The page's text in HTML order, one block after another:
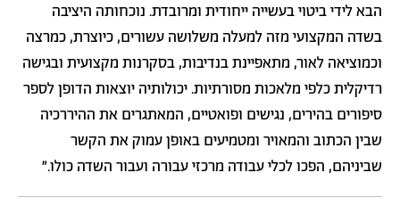
הבא לידי ביטוי בעשייה ייחודית ומרובדת. נוכחותה היציבה
בשדה המקצועי מזה למעלה משלושה עשורים, כיוצרת, כמרצה
וכמוציאה לאור, מתאפיינת בנדיבות, בסקרנות מקצועית ובגישה
רדיקלית כלפי מלאכות מסורתיות. יכולותיה יוצאות הדופן לספר
סיפורים בהירים, נגישים ופואטיים, המאתגרים את ההיררכיה
שבין הכתוב והמאויר ומטמיעים באופן עמוק את הקשר
שביניהם, הפכו לכלי עבודה מרכזי עבורה ועבור השדה כולו.״